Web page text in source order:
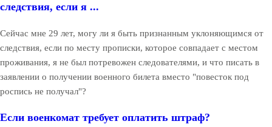
следствия, если я ...
Сейчас мне 29 лет, могу ли я быть признанным уклоняющимся от
следствия, если по месту прописки, которое совпадает с местом
проживания, я не был потревожен следователями, и что писать в
заявлении о получении военного билета вместо "повесток под
роспись не получал"?
Если военкомат требует оплатить штраф?